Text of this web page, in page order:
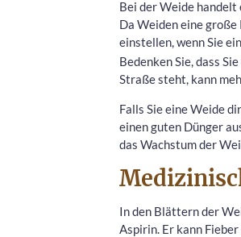
Bei der Weide
Da Weiden eine
einstellen, wenn Sie
Bedenken Sie, dass
Straße steht, kann
Falls Sie eine Weide
einen guten Dünger
das Wachstum der
In den Blättern der
Aspirin. Er kann